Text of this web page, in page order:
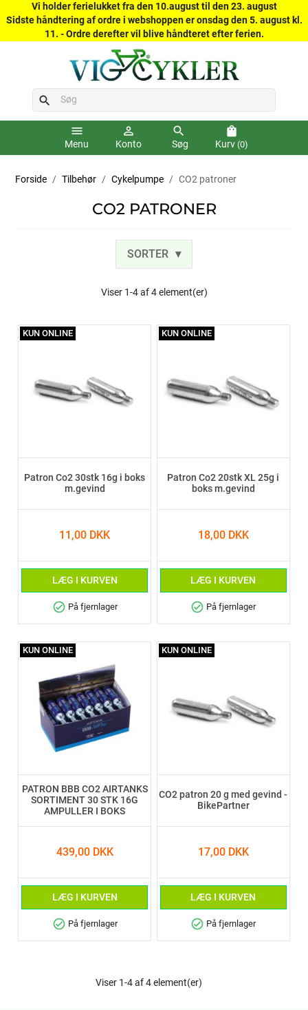
Vi holder ferielukket fra den 10.august til den 23. august
Sidste håndtering af ordre i webshoppen er onsdag den 5. august kl.
11. - Ordre derefter vil blive håndteret efter ferien.
search
menu
Menu
person_outline
Konto
search
Søg
shopping_bag
Kurv (0)
Forside Tilbehør Cykelpumpe CO2 patroner
CO2 PATRONER
SORTER
Viser 1-4 af 4 element(er)
Patron Co2 30stk 16g i boks
m.gevind
11,00 DKK
LÆG I KURVEN
check_circle På fjernlager
KUN ONLINE
Patron Co2 20stk XL 25g i
boks m.gevind
18,00 DKK
LÆG I KURVEN
check_circle På fjernlager
KUN ONLINE
PATRON BBB CO2 AIRTANKS
SORTIMENT 30 STK 16G
AMPULLER I BOKS
439,00 DKK
LÆG I KURVEN
check_circle På fjernlager
KUN ONLINE
CO2 patron 20 g med gevind -
BikePartner
17,00 DKK
LÆG I KURVEN
check_circle På fjernlager
KUN ONLINE
Viser 1-4 af 4 element(er)